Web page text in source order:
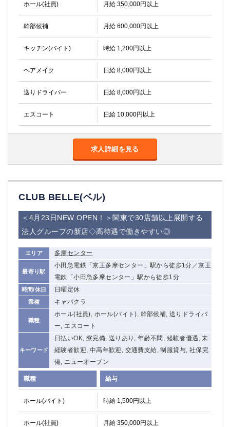
ホール(社員) 月給 350,000円以上
幹部候補 月給 600,000円以上
キッチン(バイト) 時給 1,200円以上
ヘアメイク 日給 8,000円以上
送りドライバー 日給 8,000円以上
エスコート 日給 10,000円以上
求人詳細を見る
CLUB BELLE(ベル)
＜4月23日NEW OPEN！＞関東で30店舗以上展開する
法人グループの新店◇高待遇で働きやすい◎
エリア 多摩センター
最寄り駅
小田急電鉄「京王多摩センター」駅から徒歩1分／京王
電鉄「小田急多摩センター」駅から徒歩1分
時間/休日 日曜定休
業種 キャバクラ
職種
ホール(社員), ホール(バイト), 幹部候補, 送りドライバ
ー, エスコート
キーワード
日払いOK, 寮完備, 送りあり, 年齢不問, 経験者優遇, 未
経験者歓迎, 中高年歓迎, 交通費支給, 制服貸与, 社保完
備, ニューオープン
職種 給与
ホール(バイト) 時給 1,500円以上
ホール(社員) 月給 350,000円以上
千葉県
船橋
津田沼
西船橋
佐倉
柏（西口）
木更津
柏（東口）
下総中山
茂原
松戸
八千代台
本八幡
東金
浦安
小山
茨城県
土浦 ひたち野うしく
群馬県
高崎
該当求人 0 件